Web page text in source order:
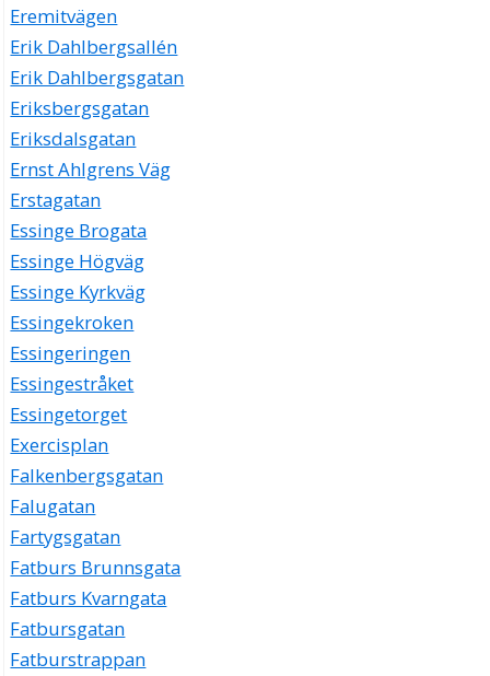
Eremitvägen
Erik Dahlbergsallén
Erik Dahlbergsgatan
Eriksbergsgatan
Eriksdalsgatan
Ernst Ahlgrens Väg
Erstagatan
Essinge Brogata
Essinge Högväg
Essinge Kyrkväg
Essingekroken
Essingeringen
Essingestråket
Essingetorget
Exercisplan
Falkenbergsgatan
Falugatan
Fartygsgatan
Fatburs Brunnsgata
Fatburs Kvarngata
Fatbursgatan
Fatburstrappan